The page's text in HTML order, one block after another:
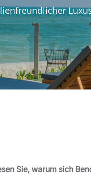
Sie, warum sich